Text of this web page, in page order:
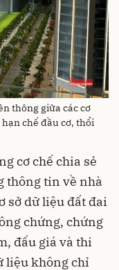
thông giữa các cơ
chế đầu cơ, thổi
cơ chế chia sẻ
thông tin về nhà
sở dữ liệu đất đai
chứng, chứng
đấu giá và thi
liệu không chỉ